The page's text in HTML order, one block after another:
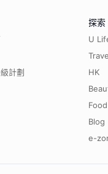
計劃
探索
U
HK
Food
Blog
e-